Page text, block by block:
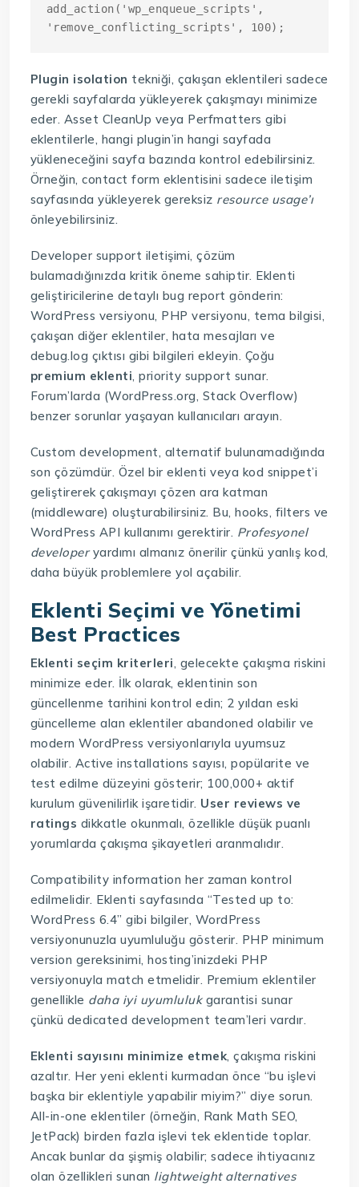
add_action('wp_enqueue_scripts',
Plugin isolation tekniği, çakışan eklentileri sadece
gerekli sayfalarda yükleyerek çakışmayı minimize
eder. Asset CleanUp veya Perfmatters gibi
eklentilerle, hangi plugin’in hangi sayfada
yükleneceğini sayfa bazında kontrol edebilirsiniz.
Örneğin, contact form eklentisini sadece iletişim
sayfasında yükleyerek gereksiz resource usage’ı
önleyebilirsiniz.
Developer support iletişimi, çözüm
bulamadığınızda kritik öneme sahiptir. Eklenti
geliştiricilerine detaylı bug report gönderin:
WordPress versiyonu, PHP versiyonu, tema bilgisi,
çakışan diğer eklentiler, hata mesajları ve
debug.log çıktısı gibi bilgileri ekleyin. Çoğu
premium eklenti, priority support sunar.
Forum’larda (WordPress.org, Stack Overflow)
benzer sorunlar yaşayan kullanıcıları arayın.
Custom development, alternatif bulunamadığında
son çözümdür. Özel bir eklenti veya kod snippet’i
geliştirerek çakışmayı çözen ara katman
(middleware) oluşturabilirsiniz. Bu, hooks, filters ve
WordPress API kullanımı gerektirir. Profesyonel
developeryardımı almanız önerilir çünkü yanlış kod,
daha büyük problemlere yol açabilir.
Eklenti Seçimi ve Yönetimi
Best Practices
Eklenti seçim kriterleri, gelecekte çakışma riskini
minimize eder. İlk olarak, eklentinin son
güncellenme tarihini kontrol edin; 2 yıldan eski
güncelleme alan eklentiler abandoned olabilir ve
modern WordPress versiyonlarıyla uyumsuz
olabilir. Active installations sayısı, popülarite ve
test edilme düzeyini gösterir; 100,000+ aktif
kurulum güvenilirlik işaretidir. User reviews ve
ratings dikkatle okunmalı, özellikle düşük puanlı
yorumlarda çakışma şikayetleri aranmalıdır.
Compatibility information her zaman kontrol
edilmelidir. Eklenti sayfasında “Tested up to:
WordPress 6.4” gibi bilgiler, WordPress
versiyonunuzla uyumluluğu gösterir. PHP minimum
version gereksinimi, hosting’inizdeki PHP
versiyonuyla match etmelidir. Premium eklentiler
genellikle daha iyi uyumlulukgarantisi sunar
çünkü dedicated development team’leri vardır.
Eklenti sayısını minimize etmek, çakışma riskini
azaltır. Her yeni eklenti kurmadan önce “bu işlevi
başka bir eklentiyle yapabilir miyim?” diye sorun.
All-in-one eklentiler (örneğin, Rank Math SEO,
JetPack) birden fazla işlevi tek eklentide toplar.
Ancak bunlar da şişmiş olabilir; sadece ihtiyacınız
olan özellikleri sunan lightweight alternatives